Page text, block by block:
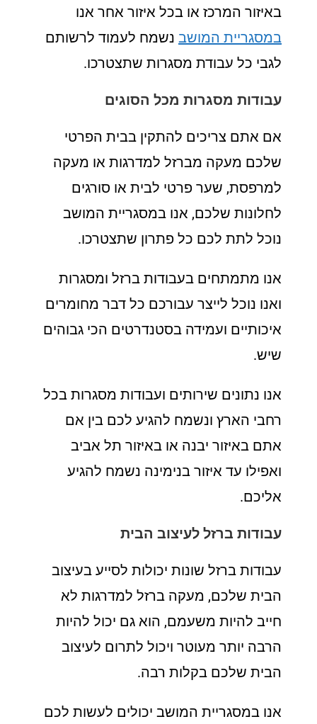
באיזור המרכז או בכל איזור אחר אנו
במסגריית המושב נשמח לעמוד לרשותם
לגבי כל עבודת מסגרות שתצטרכו.
עבודות מסגרות מכל הסוגים
אם אתם צריכים להתקין בבית הפרטי
שלכם מעקה מברזל למדרגות או מעקה
למרפסת, שער פרטי לבית או סורגים
לחלונות שלכם, אנו במסגריית המושב
נוכל לתת לכם כל פתרון שתצטרכו.
אנו מתמתחים בעבודות ברזל ומסגרות
ואנו נוכל לייצר עבורכם כל דבר מחומרים
איכותיים ועמידה בסטנדרטים הכי גבוהים
שיש.
אנו נתונים שירותים ועבודות מסגרות בכל
רחבי הארץ ונשמח להגיע לכם בין אם
אתם באיזור יבנה או באיזור תל אביב
ואפילו עד איזור בנימינה נשמח להגיע
אליכם.
עבודות ברזל לעיצוב הבית
עבודות ברזל שונות יכולות לסייע בעיצוב
הבית שלכם, מעקה ברזל למדרגות לא
חייב להיות משעמם, הוא גם יכול להיות
הרבה יותר מעוטר ויכול לתרום לעיצוב
הבית שלכם בקלות רבה.
אנו במסגריית המושב יכולים לעשות לכם